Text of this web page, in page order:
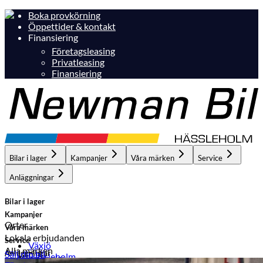
Boka provkörning
Öppettider & kontakt
Finansiering
Företagsleasing
Privatleasing
Finansiering
Bilar i lager Kampanjer Våra märken Service
Anläggningar
Bilar i lager
Orter
Växjö
Hässleholm
Kampanjer
Lokala erbjudanden
Hässleholm
Våra märken
Alla märken
Service
Anläggningar
Sälj din bil